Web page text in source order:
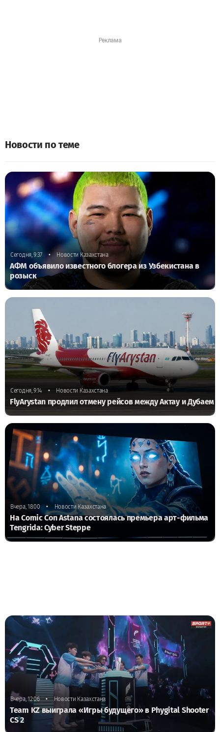
Новости по теме
Сегодня, 9:37 • Новости Казахстана
АФМ объявило известного блогера из Узбекистана в
розыск
Сегодня, 9:14 • Новости Казахстана
FlyArystan продлил отмену рейсов между Актау и Дубаем
Вчера, 18:00 • Новости Казахстана
На Comic Con Astana состоялась премьера арт-фильма
Tengrida: Cyber Steppe
Вчера, 12:06 • Новости Казахстана
Team KZ выиграла «Игры будущего» в Phygital Shooter
CS 2